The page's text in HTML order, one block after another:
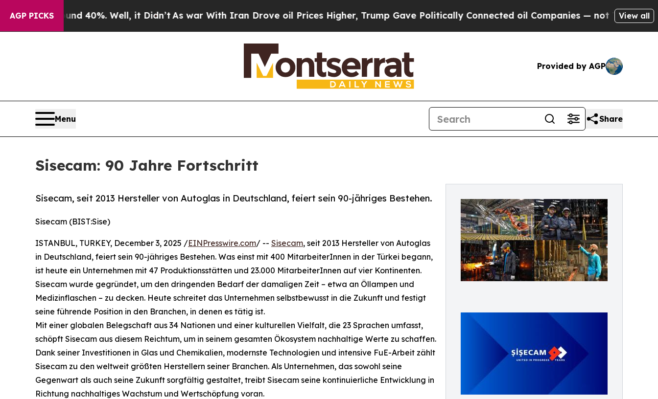
AGP PICKS
Around 40%. Well, it Didn’t As war With Iran Drove oil Prices Higher, Trump Gave Politically Connected oil Companies — not Taxpayers — the
View all
Provided by AGP
Menu Share
Sisecam: 90 Jahre Fortschritt
Sisecam, seit 2013 Hersteller von Autoglas in Deutschland, feiert sein 90-jähriges Bestehen.
Sisecam (BIST:Sise)
ISTANBUL, TURKEY, December 3, 2025 /EINPresswire.com/ -- Sisecam, seit 2013 Hersteller von Autoglas
in Deutschland, feiert sein 90-jähriges Bestehen. Was einst mit 400 MitarbeiterInnen in der Türkei begann,
ist heute ein Unternehmen mit 47 Produktionsstätten und 23.000 MitarbeiterInnen auf vier Kontinenten.
Sisecam wurde gegründet, um den dringenden Bedarf der damaligen Zeit – etwa an Öllampen und
Medizinflaschen – zu decken. Heute schreitet das Unternehmen selbstbewusst in die Zukunft und festigt
seine führende Position in den Branchen, in denen es tätig ist.
Mit einer globalen Belegschaft aus 34 Nationen und einer kulturellen Vielfalt, die 23 Sprachen umfasst,
schöpft Sisecam aus diesem Reichtum, um in seinem gesamten Ökosystem nachhaltige Werte zu schaffen.
Dank seiner Investitionen in Glas und Chemikalien, modernste Technologien und intensive FuE-Arbeit zählt
Sisecam zu den weltweit größten Herstellern seiner Branchen. Als Unternehmen, das sowohl seine
Gegenwart als auch seine Zukunft sorgfältig gestaltet, treibt Sisecam seine kontinuierliche Entwicklung in
Richtung nachhaltiges Wachstum und Wertschöpfung voran.